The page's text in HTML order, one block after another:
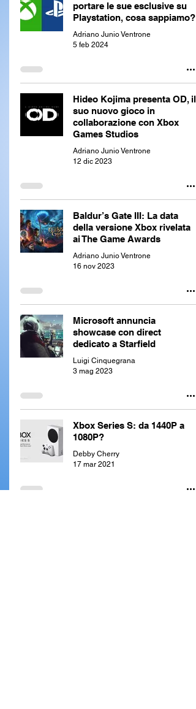
portare le sue esclusive su
Playstation, cosa sappiamo?
Adriano Junio Ventrone
5 feb 2024
Hideo Kojima presenta OD, il
suo nuovo gioco in
collaborazione con Xbox
Games Studios
Adriano Junio Ventrone
12 dic 2023
Baldur’s Gate III: La data
della versione Xbox rivelata
ai The Game Awards
Adriano Junio Ventrone
16 nov 2023
Microsoft annuncia
showcase con direct
dedicato a Starfield
Luigi Cinquegrana
3 mag 2023
Xbox Series S: da 1440P a
1080P?
Debby Cherry
17 mar 2021